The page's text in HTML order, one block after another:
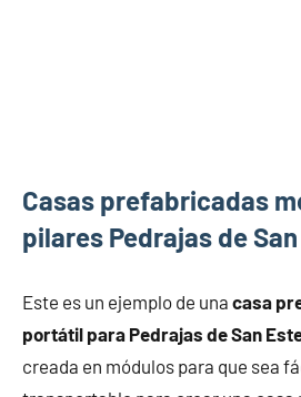
Casas prefabricadas
pilares Pedrajas de
Este es un ejemplo de una casa
portátil para Pedrajas de San
creada en módulos para que sea